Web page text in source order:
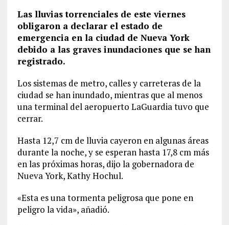
Las lluvias torrenciales de este viernes
obligaron a declarar el estado de
emergencia en la ciudad de Nueva York
debido a las graves inundaciones que se han
registrado.
Los sistemas de metro, calles y carreteras de la
ciudad se han inundado, mientras que al menos
una terminal del aeropuerto LaGuardia tuvo que
cerrar.
Hasta 12,7 cm de lluvia cayeron en algunas áreas
durante la noche, y se esperan hasta 17,8 cm más
en las próximas horas, dijo la gobernadora de
Nueva York, Kathy Hochul.
«Esta es una tormenta peligrosa que pone en
peligro la vida», añadió.